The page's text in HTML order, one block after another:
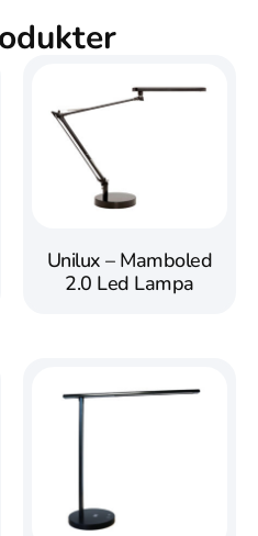
Unilux – Mamboled
2.0 Led Lampa